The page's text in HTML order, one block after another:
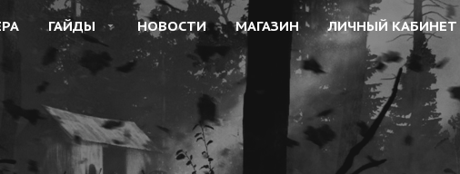
ГАЙДЫ НОВОСТИ МАГАЗИН ЛИЧНЫЙ КАБИНЕТ